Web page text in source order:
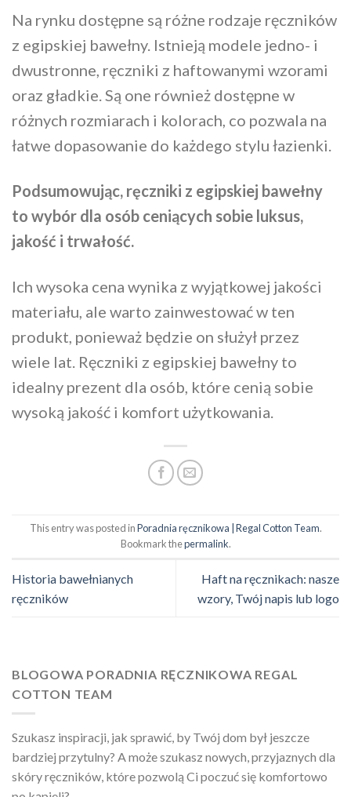
Na rynku dostępne są różne rodzaje ręczników
z egipskiej bawełny. Istnieją modele jedno- i
dwustronne, ręczniki z haftowanymi wzorami
oraz gładkie. Są one również dostępne w
różnych rozmiarach i kolorach, co pozwala na
łatwe dopasowanie do każdego stylu łazienki.
Podsumowując, ręczniki z egipskiej bawełny
to wybór dla osób ceniących sobie luksus,
jakość i trwałość.
Ich wysoka cena wynika z wyjątkowej jakości
materiału, ale warto zainwestować w ten
produkt, ponieważ będzie on służył przez
wiele lat. Ręczniki z egipskiej bawełny to
idealny prezent dla osób, które cenią sobie
wysoką jakość i komfort użytkowania.
This entry was posted inPoradnia ręcznikowa | Regal Cotton Team.
Bookmark thepermalink.
Historia bawełnianych
ręczników
Haft na ręcznikach: nasze
wzory, Twój napis lub logo
BLOGOWA PORADNIA RĘCZNIKOWA REGAL
COTTON TEAM
Szukasz inspiracji, jak sprawić, by Twój dom był jeszcze
bardziej przytulny? A może szukasz nowych, przyjaznych dla
skóry ręczników, które pozwolą Ci poczuć się komfortowo